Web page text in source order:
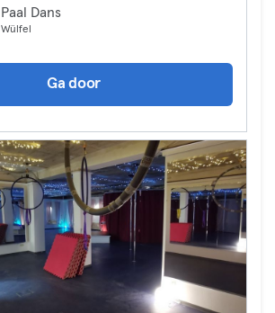
Paal Dans
Wülfel
Ga door